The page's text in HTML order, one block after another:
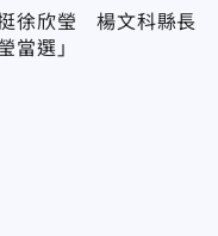
徐欣瑩 楊文科縣長
當選」